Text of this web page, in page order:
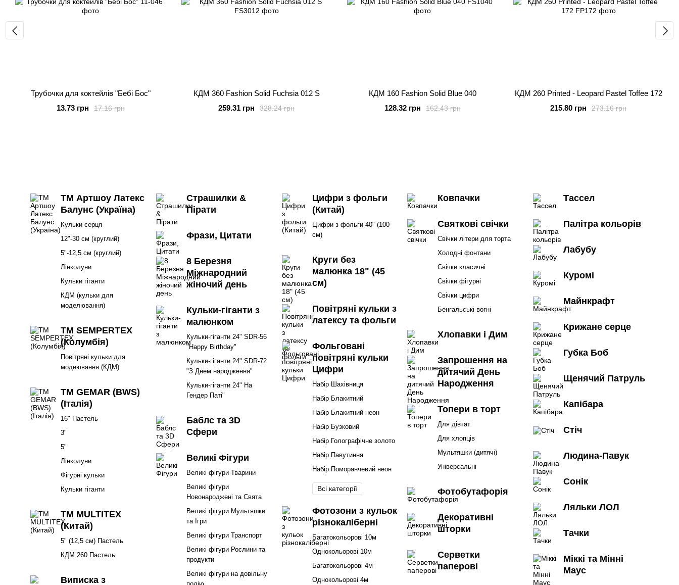
Трубочки для коктейлів "Бебі Бос"
17.16 грн
13.73 грн
КДМ 360 Fashion Solid Fuchsia 012 S
328.24 грн
259.31 грн
КДМ 160 Fashion Solid Blue 040
162.43 грн
128.32 грн
КДМ 260 Printed - Leopard Pastel Toffee 172
273.16 грн
215.80 грн
ТМ Артшоу Латекс
Балунс (Україна)
Кульки серця
12"-30 см (круглий)
5"-12,5 см (круглий)
Лінколуни
Кульки гіганти
КДМ (кульки для
моделювання)
ТМ SEMPERTEX
(Колумбія)
Повітряні кульки для
модеювання (КДМ)
ТМ GEMAR (BWS)
(Італія)
16" Пастель
3"
5"
Лінколуни
Фігурні кульки
Кульки гіганти
ТМ MULTITEX
(Китай)
5" (12,5 см) Пастель
КДМ 260 Пастель
Виписка з
Страшилки &
Пірати
Фрази, Цитати
8 Березня
Міжнародний
жіночий день
Кульки-гіганти з
малюнком
Кульки-гіганти 24" SDR-56
"Happy Birthday"
Кульки-гіганти 24" SDR-72
"З Днем народження"
Кульки-гіганти 24" На
Гендер Паті"
Баблс та 3D
Сфери
Великі Фігури
Великі фігури Тварини
Великі фігури
Новонароджені та Свята
Великі фігури Мультяшки
та Ігри
Великі фігури Транспорт
Великі фігури Рослини та
продукти
Великі фігури на довільну
Цифри з фольги
(Китай)
Цифри з фольги 40" (100
см)
Круги без
малюнка 18" (45
см)
Повітряні кульки з
латексу та фольги
Фольговані
повітряні кульки
Цифри
Набір Шахівниця
Набір Блакитний
Набір Блакитний неон
Набір Бузковий
Набір Голографічне золото
Набір Павутиння
Набір Поморанчевий неон
Всі категорії
Фотозони з кульок
різнокаліберні
Багатокольорові 10м
Однокольорові 10м
Багатокольорові 4м
Однокольорові 4м
Ковпачки
Святкові свічки
Свічки літери для торта
Холодні фонтани
Свічки класичні
Свічки фігурні
Свічки цифри
Бенгальські вогні
Хлопавки і Дим
Запрошення на
дитячий День
Народження
Топери в торт
Для дівчат
Для хлопців
Мультяшки (дитячі)
Універсальні
Фотобутафорія
Декоративні
шторки
Серветки
паперові
Тассел
Палітра кольорів
Лабубу
Куромі
Майнкрафт
Крижане серце
Губка Боб
Щенячий Патруль
Капібара
Стіч
Людина-Павук
Сонік
Ляльки ЛОЛ
Тачки
Міккі та Мінні
Маус